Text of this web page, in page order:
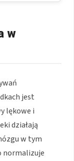
w
jest
lękowe i
działają
w tym
normalizuje